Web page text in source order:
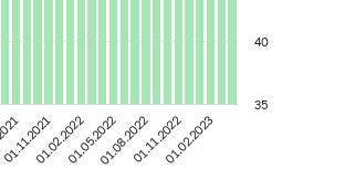
01.02.2022 01.08.2022 01.02.2023
01.11.2021 01.05.2022 01.11.2022
35
40